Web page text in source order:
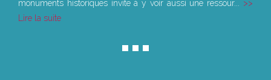
monuments historiques invite à y voir aussi une ressour...
Lire la suite